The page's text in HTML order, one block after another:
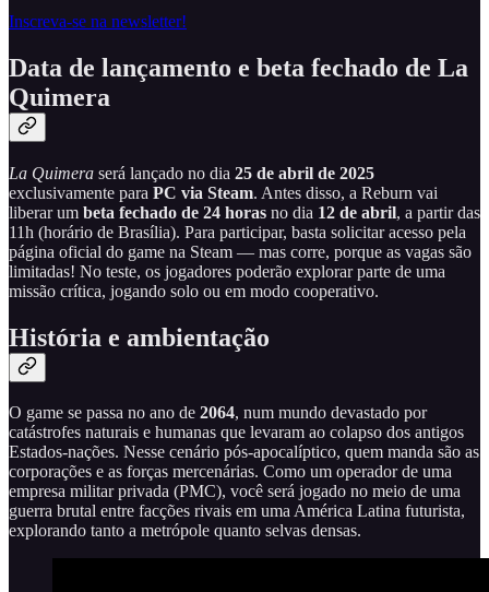
Inscreva-se na newsletter!
Data de lançamento e beta fechado de La
Quimera
La Quimera será lançado no dia 25 de abril de 2025
exclusivamente para PC via Steam. Antes disso, a Reburn vai
liberar um beta fechado de 24 horas no dia 12 de abril, a partir das
11h (horário de Brasília). Para participar, basta solicitar acesso pela
página oficial do game na Steam — mas corre, porque as vagas são
limitadas! No teste, os jogadores poderão explorar parte de uma
missão crítica, jogando solo ou em modo cooperativo.
História e ambientação
O game se passa no ano de 2064, num mundo devastado por
catástrofes naturais e humanas que levaram ao colapso dos antigos
Estados-nações. Nesse cenário pós-apocalíptico, quem manda são as
corporações e as forças mercenárias. Como um operador de uma
empresa militar privada (PMC), você será jogado no meio de uma
guerra brutal entre facções rivais em uma América Latina futurista,
explorando tanto a metrópole quanto selvas densas.